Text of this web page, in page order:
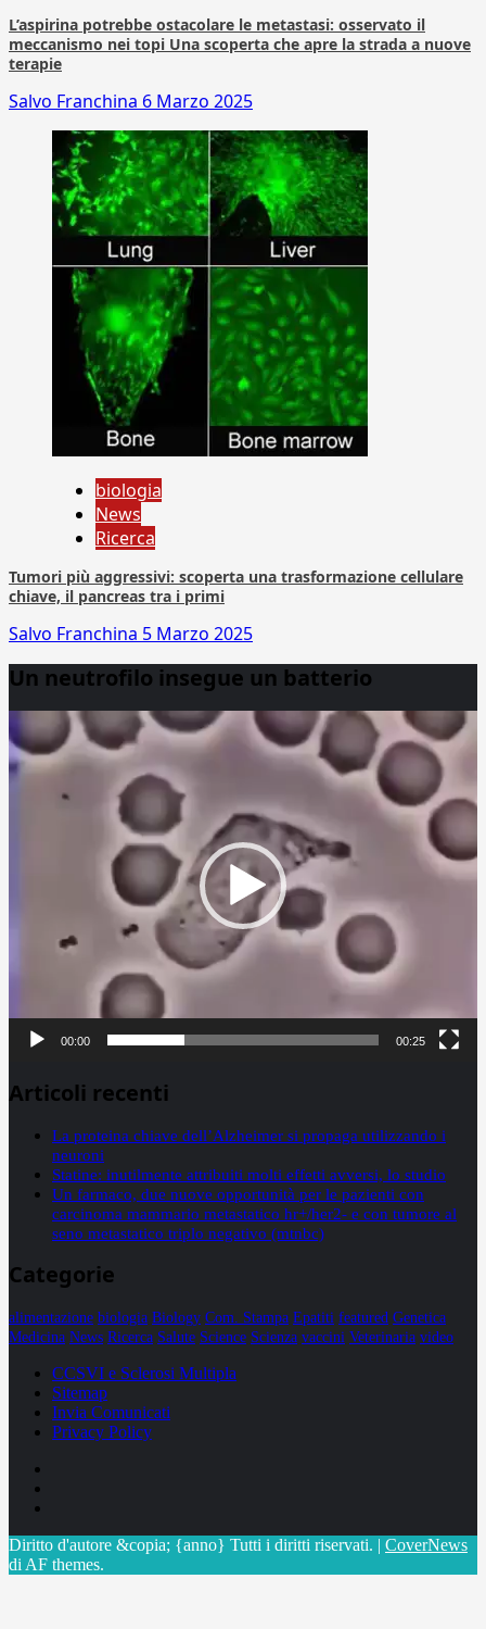
L’aspirina potrebbe ostacolare le metastasi: osservato il
meccanismo nei topi Una scoperta che apre la strada a nuove
terapie
Salvo Franchina 6 Marzo 2025
biologia
News
Ricerca
Tumori più aggressivi: scoperta una trasformazione cellulare
chiave, il pancreas tra i primi
Salvo Franchina 5 Marzo 2025
Un neutrofilo insegue un batterio
Player
00:00 00:25
Articoli recenti
La proteina chiave dell’Alzheimer si propaga utilizzando i
neuroni
Statine: inutilmente attribuiti molti effetti avversi, lo studio
Un farmaco, due nuove opportunità per le pazienti con
carcinoma mammario metastatico hr+/her2- e con tumore al
seno metastatico triplo negativo (mtnbc)
Categorie
alimentazione biologia Biology Com. Stampa Epatiti featured Genetica
Medicina News Ricerca Salute Science Scienza vaccini Veterinaria video
CCSVI e Sclerosi Multipla
Sitemap
Invia Comunicati
Privacy Policy
Diritto d'autore &copia; {anno} Tutti i diritti riservati. | CoverNews
di AF themes.